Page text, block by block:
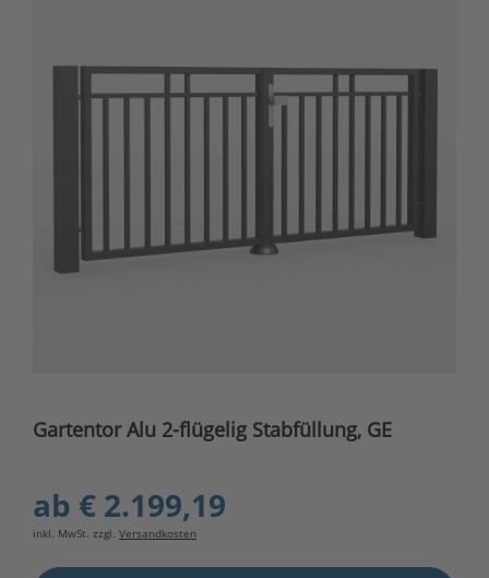
Gartentor Alu 2-flügelig Stabfüllung, GE
ab € 2.199,19
inkl. MwSt. zzgl. Versandkosten